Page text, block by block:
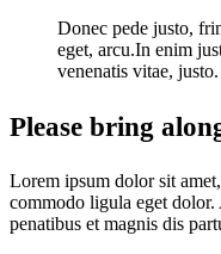
Donec pede justo,
eget, arcu.In enim
venenatis vitae, justo.
Please bring
Lorem ipsum dolor sit
commodo ligula eget dolor.
penatibus et magnis dis